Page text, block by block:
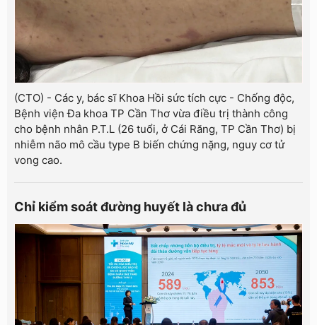
(CTO) - Các y, bác sĩ Khoa Hồi sức tích cực - Chống độc,
Bệnh viện Đa khoa TP Cần Thơ vừa điều trị thành công
cho bệnh nhân P.T.L (26 tuổi, ở Cái Răng, TP Cần Thơ) bị
nhiễm não mô cầu type B biến chứng nặng, nguy cơ tử
vong cao.
Chỉ kiểm soát đường huyết là chưa đủ